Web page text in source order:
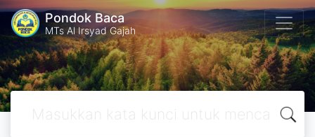
Pondok Baca
MTs Al Irsyad Gajah